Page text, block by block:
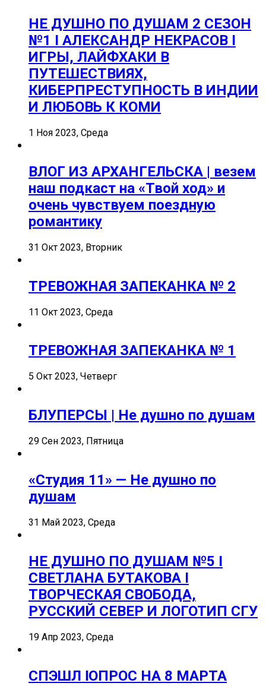
НЕ ДУШНО ПО ДУШАМ 2 СЕЗОН
№1 I АЛЕКСАНДР НЕКРАСОВ I
ИГРЫ, ЛАЙФХАКИ В
ПУТЕШЕСТВИЯХ,
КИБЕРПРЕСТУПНОСТЬ В ИНДИИ
И ЛЮБОВЬ К КОМИ
1 Ноя 2023, Среда
ВЛОГ ИЗ АРХАНГЕЛЬСКА | везем
наш подкаст на «Твой ход» и
очень чувствуем поездную
романтику
31 Окт 2023, Вторник
ТРЕВОЖНАЯ ЗАПЕКАНКА № 2
11 Окт 2023, Среда
ТРЕВОЖНАЯ ЗАПЕКАНКА № 1
5 Окт 2023, Четверг
БЛУПЕРСЫ | Не душно по душам
29 Сен 2023, Пятница
«Студия 11» — Не душно по
душам
31 Май 2023, Среда
НЕ ДУШНО ПО ДУШАМ №5 I
СВЕТЛАНА БУТАКОВА I
ТВОРЧЕСКАЯ СВОБОДА,
РУССКИЙ СЕВЕР И ЛОГОТИП СГУ
19 Апр 2023, Среда
СПЭШЛ ӏ ОПРОС НА 8 МАРТА